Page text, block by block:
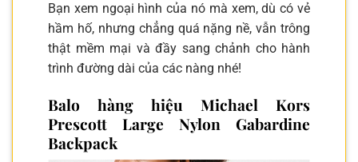
Bạn xem ngoại hình của nó mà xem, dù có vẻ
hầm hố, nhưng chẳng quá nặng nề, vẫn trông
thật mềm mại và đầy sang chảnh cho hành
trình đường dài của các nàng nhé!
Balo hàng hiệu Michael Kors
Prescott Large Nylon Gabardine
Backpack